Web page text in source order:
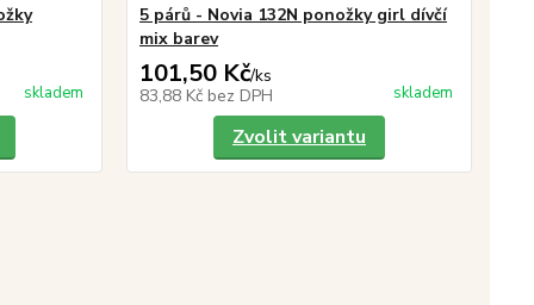
skladem
5 párů - Novia 132N ponožky girl dívčí
mix barev
101,50 Kč/ks
83,88 Kč bez DPH skladem
Zvolit variantu